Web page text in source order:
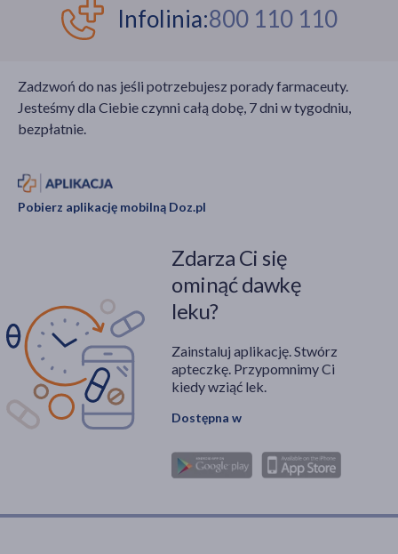
jakie zna człowiek. Nic
nie potrafi tak
niszczyć. Z miłości i dla
miłości robimy rzeczy
najpiękniejsze i
jak to zwykle bywa w
medycynie – znajduje
Infolinia:800 110 110
Zadzwoń do nas jeśli potrzebujesz porady farmaceuty.
Jesteśmy dla Ciebie czynni całą dobę, 7 dni w tygodniu,
bezpłatnie.
Pobierz aplikację mobilną Doz.pl
Zdarza Ci się
ominąć dawkę
leku?
Zainstaluj aplikację. Stwórz
apteczkę. Przypomnimy Ci
kiedy wziąć lek.
Dostępna w